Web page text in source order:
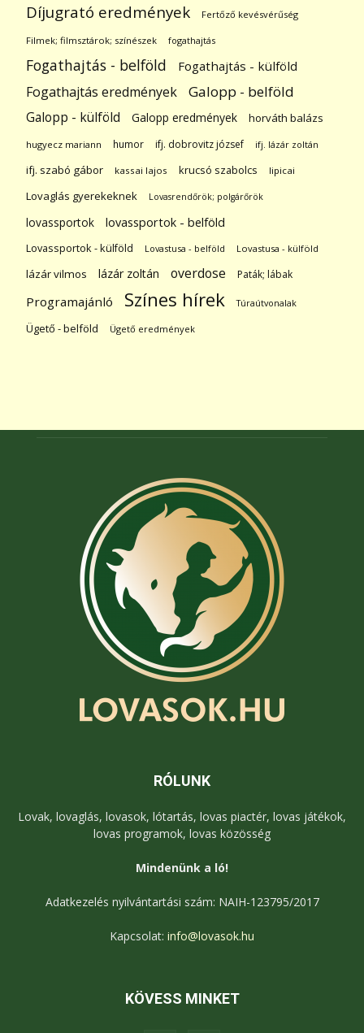
Díjugrató eredmények Fertőző kevésvérűség
Filmek; filmsztárok; színészek fogathajtás
Fogathajtás - belföld Fogathajtás - külföld
Fogathajtás eredmények Galopp - belföld
Galopp - külföld Galopp eredmények horváth balázs
hugyecz mariann humor ifj. dobrovitz józsef ifj. lázár zoltán
ifj. szabó gábor kassai lajos krucsó szabolcs lipicai
Lovaglás gyerekeknek Lovasrendőrök; polgárőrök
lovassportok lovassportok - belföld
Lovassportok - külföld Lovastusa - belföld Lovastusa - külföld
lázár vilmos lázár zoltán overdose Paták; lábak
Programajánló Színes hírek Túraútvonalak
Ügető - belföld Ügető eredmények
RÓLUNK
Lovak, lovaglás, lovasok, lótartás, lovas piactér, lovas játékok,
lovas programok, lovas közösség
Mindenünk a ló!
Adatkezelés nyilvántartási szám: NAIH-123795/2017
Kapcsolat: info@lovasok.hu
KÖVESS MINKET